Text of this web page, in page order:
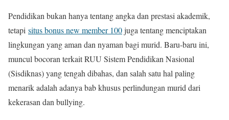
Pendidikan bukan hanya tentang angka dan prestasi akademik,
tetapi situs bonus new member 100juga tentang menciptakan
lingkungan yang aman dan nyaman bagi murid. Baru-baru ini,
muncul bocoran terkait RUU Sistem Pendidikan Nasional
(Sisdiknas) yang tengah dibahas, dan salah satu hal paling
menarik adalah adanya bab khusus perlindungan murid dari
kekerasan dan bullying.